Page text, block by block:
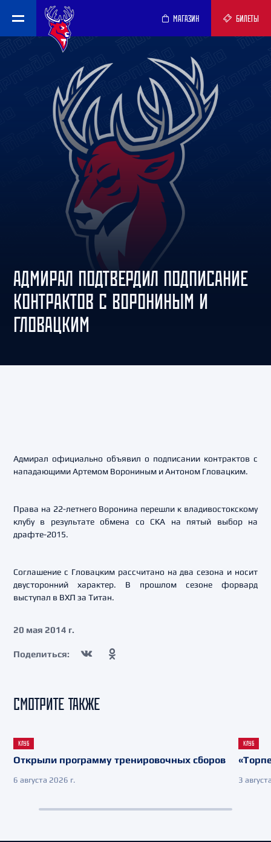
МАГАЗИН БИЛЕТЫ
АДМИРАЛ ПОДТВЕРДИЛ ПОДПИСАНИЕ
КОНТРАКТОВ С ВОРОНИНЫМ И
ГЛОВАЦКИМ
Адмирал официально объявил о подписании контрактов с
нападающими Артемом Ворониным и Антоном Гловацким.
Права на 22-летнего Воронина перешли к владивостокскому
клубу в результате обмена со СКА на пятый выбор на
драфте-2015.
Соглашение с Гловацким рассчитано на два сезона и носит
двусторонний характер. В прошлом сезоне форвард
выступал в ВХЛ за Титан.
20 мая 2014 г.
Поделиться:
СМОТРИТЕ ТАКЖЕ
КЛУБ
Открыли программу тренировочных сборов
6 августа 2026 г.
КЛУБ
3